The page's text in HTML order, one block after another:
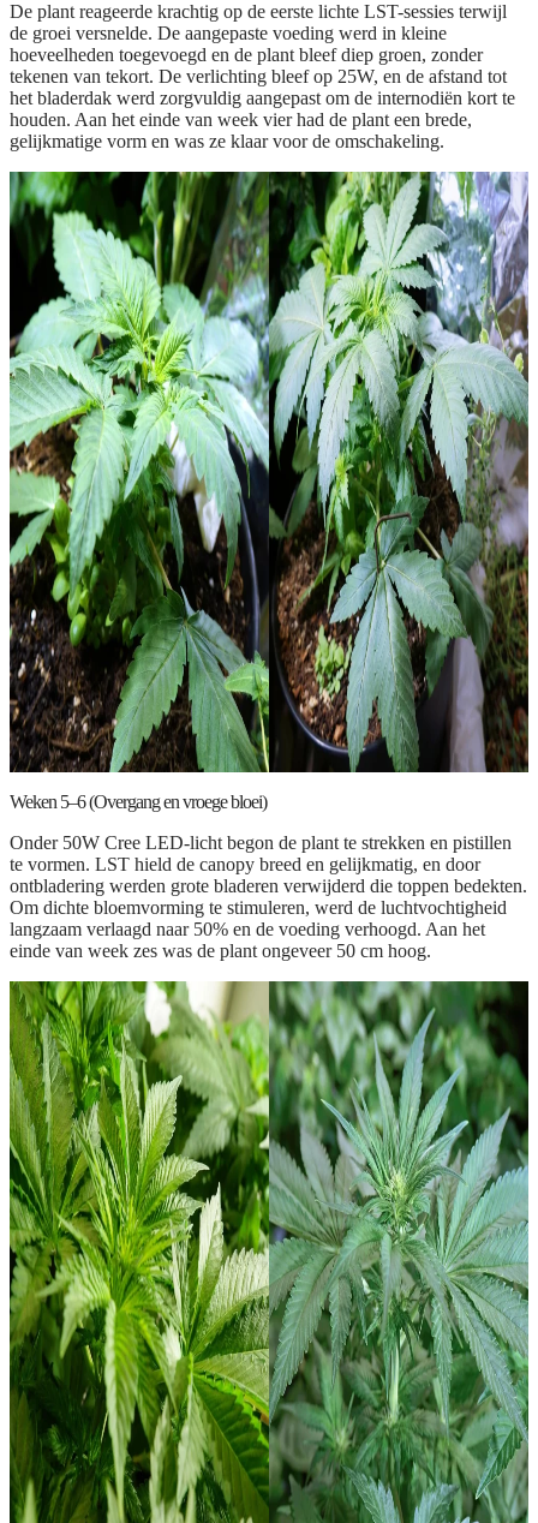
De plant reageerde krachtig op de eerste lichte LST-sessies terwijl
de groei versnelde. De aangepaste voeding werd in kleine
hoeveelheden toegevoegd en de plant bleef diep groen, zonder
tekenen van tekort. De verlichting bleef op 25W, en de afstand tot
het bladerdak werd zorgvuldig aangepast om de internodiën kort te
houden. Aan het einde van week vier had de plant een brede,
gelijkmatige vorm en was ze klaar voor de omschakeling.
Weken 5–6 (Overgang en vroege bloei)
Onder 50W Cree LED-licht begon de plant te strekken en pistillen
te vormen. LST hield de canopy breed en gelijkmatig, en door
ontbladering werden grote bladeren verwijderd die toppen bedekten.
Om dichte bloemvorming te stimuleren, werd de luchtvochtigheid
langzaam verlaagd naar 50% en de voeding verhoogd. Aan het
einde van week zes was de plant ongeveer 50 cm hoog.